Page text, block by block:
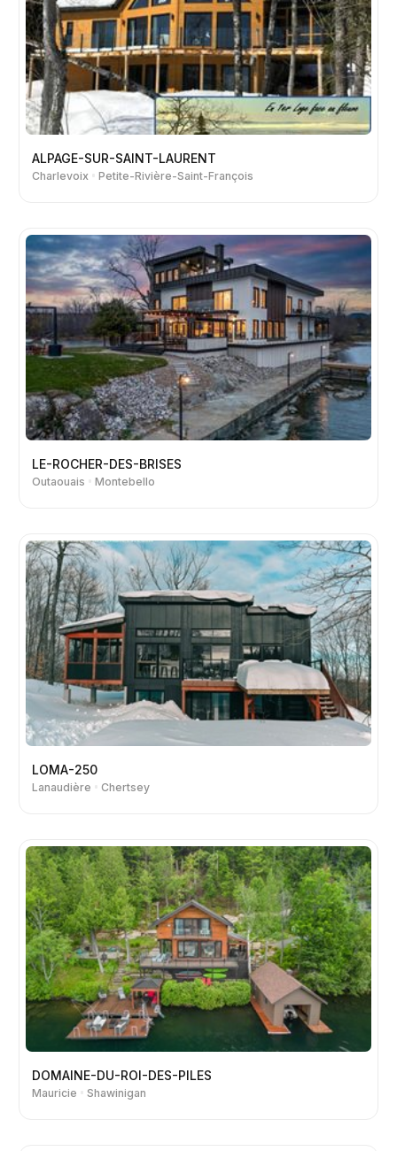
ALPAGE-SUR-SAINT-LAURENT
Charlevoix Petite-Rivière-Saint-François
LE-ROCHER-DES-BRISES
Outaouais Montebello
LOMA-250
Lanaudière Chertsey
DOMAINE-DU-ROI-DES-PILES
Mauricie Shawinigan